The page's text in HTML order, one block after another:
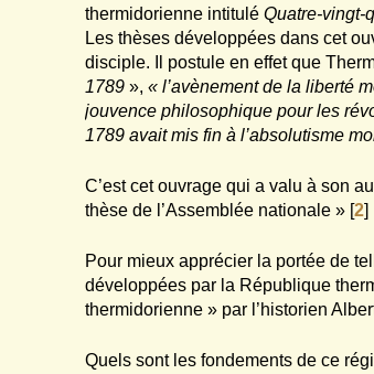
thermidorienne intituléQuatre-vingt-
Les thèses développées dans cet
disciple. Il postule en effet que
1789 »,« l’avènement de la liberté
jouvence philosophique pour les
1789 avait mis fin à l’absolutisme
C’est cet ouvrage qui a valu à son
thèse de l’Assemblée nationale » [2]
Pour mieux apprécier la portée de
développées par la République
thermidorienne » par l’historien
Quels sont les fondements de ce